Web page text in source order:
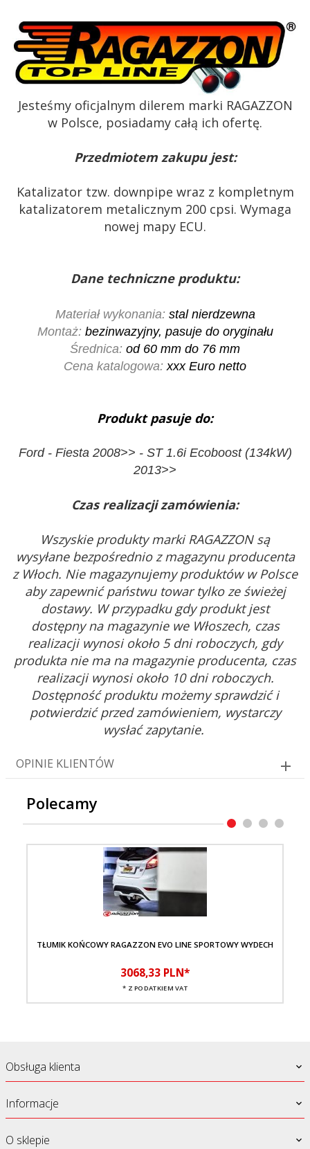
Jesteśmy oficjalnym dilerem marki RAGAZZON
w Polsce, posiadamy całą ich ofertę.
Przedmiotem zakupu jest:
Katalizator tzw. downpipe wraz z kompletnym
katalizatorem metalicznym 200 cpsi. Wymaga
nowej mapy ECU.
Dane techniczne produktu:
Materiał wykonania: stal nierdzewna
Montaż: bezinwazyjny, pasuje do oryginału
Średnica: od 60 mm do 76 mm
Cena katalogowa:xxx Euro netto
Produkt pasuje do:
Ford - Fiesta 2008>> - ST 1.6i Ecoboost (134kW)
2013>>
Czas realizacji zamówienia:
Wszyskie produkty marki RAGAZZON są
wysyłane bezpośrednio z magazynu producenta
z Włoch. Nie magazynujemy produktów w Polsce
aby zapewnić państwu towar tylko ze świeżej
dostawy. W przypadku gdy produkt jest
dostępny na magazynie we Włoszech, czas
realizacji wynosi około 5 dni roboczych, gdy
produkta nie ma na magazynie producenta, czas
realizacji wynosi około 10 dni roboczych.
Dostępność produktu możemy sprawdzić i
potwierdzić przed zamówieniem, wystarczy
wysłać zapytanie.
OPINIE KLIENTÓW
Polecamy
TŁUMIK KOŃCOWY RAGAZZON EVO LINE SPORTOWY WYDECH
3068,33 PLN*
* Z PODATKIEM VAT
Obsługa klienta
Informacje
O sklepie